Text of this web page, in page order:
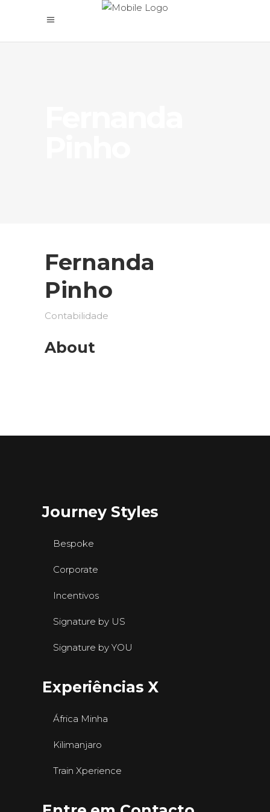
Fernanda
Pinho
Contabilidade
About
Journey Styles
Bespoke
Corporate
Incentivos
Signature by US
Signature by YOU
Experiências X
África Minha
Kilimanjaro
Train Xperience